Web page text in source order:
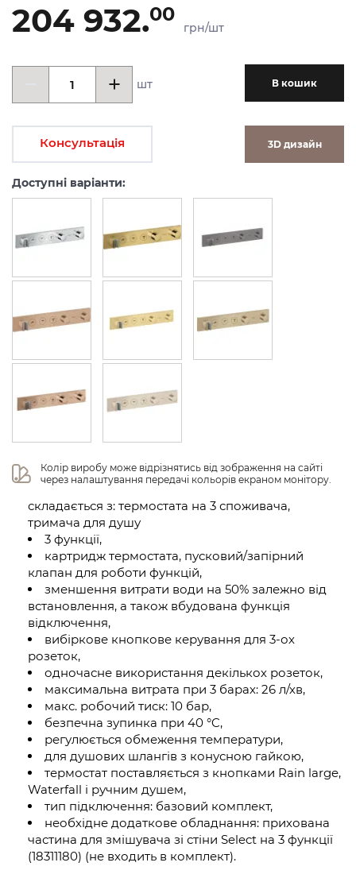
204 932.00
грн/шт
шт В кошик
Консультація 3D дизайн
Доступні варіанти:
Колір виробу може відрізнятись від зображення на сайті
через налаштування передачі кольорів екраном монітору.
складається з: термостата на 3 споживача,
тримача для душу
3 функції,
картридж термостата, пусковий/запірний
клапан для роботи функцій,
зменшення витрати води на 50% залежно від
встановлення, а також вбудована функція
відключення,
вибіркове кнопкове керування для 3-ох
розеток,
одночасне використання декількох розеток,
максимальна витрата при 3 барах: 26 л/хв,
макс. робочий тиск: 10 бар,
безпечна зупинка при 40 °C,
регулюється обмеження температури,
для душових шлангів з конусною гайкою,
термостат поставляється з кнопками Rain large,
Waterfall і ручним душем,
тип підключення: базовий комплект,
необхідне додаткове обладнання: прихована
частина для змішувача зі стіни Select на 3 функції
(18311180) (не входить в комплект).